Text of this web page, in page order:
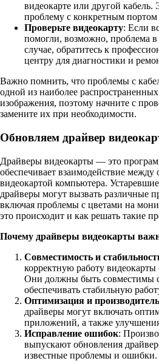
видеокарте или другой
проблему с конкретным портом
Проверьте видеокарту: Если
помогли, возможно, проблема
случае, обратитесь к
центру для диагностики и
Важно помнить, что проблемы с
одной из наиболее
изображения, поэтому начните с
замените их при необходимости.
Обновляем драйвер
Драйверы видеокарты — это
обеспечивает взаимодействие
видеокартой компьютера.
драйверы могут вызвать различные
включая проблемы с цветами на
это происходит и как решать такие
Почему драйверы видеокарты
Совместимость и
корректную работу
Они должны быть совместимы
обеспечивать стабильную
Оптимизация и
драйверы могут включать
приложений, а также
Исправление ошибок:
выпускают обновления
известные проблемы и ошибки.